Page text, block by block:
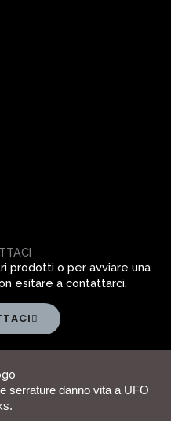
prodotti o per avviare una
esitare a contattarci.
serrature danno vita a UFO